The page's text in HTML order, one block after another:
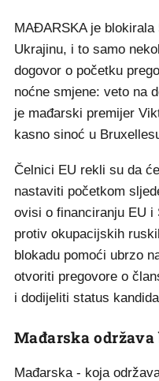
MAĐARSKA je
Ukrajinu, i to samo
dogovor o početku
noćne smjene: veto na
je mađarski premijer
kasno sinoć u
Čelnici EU rekli su da
nastaviti početkom
ovisi o financiranju EU i
protiv okupacijskih
blokadu pomoći ubrzo
otvoriti pregovore o
i dodijeliti status
Mađarska
Mađarska - koja